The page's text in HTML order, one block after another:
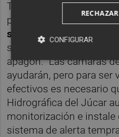
Torre de un sistema de
población, y la
satelitales y emisoras
servicios esenciales, en
apagón. “Las cámaras
ayudarán, pero para ser
efectivos es necesario
Hidrográfica del Júcar
monitorización e instale
sistema de alerta
CONFIGURAR